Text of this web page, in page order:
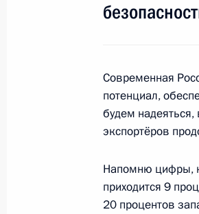
в связи с
5 декабря 2009
с пожаром в
5 декабря 2009 года,
Современная
потенциал,
будем надеяться,
экспортёров
Напомню цифры,
приходится 9
20 процентов